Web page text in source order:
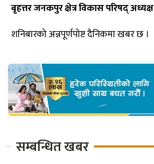
बृहत्तर जनकपुर क्षेत्र विकास परिषद् अध्यक्ष
शनिबारको अन्नपूर्णपोष्ट दैनिकमा खबर छ ।
सम्बन्धित खबर